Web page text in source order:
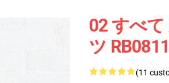
02 すべ
ツ RB0811
(11